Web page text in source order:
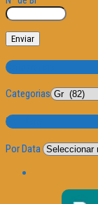
Categorias
Categorias
Por Data
Por Data